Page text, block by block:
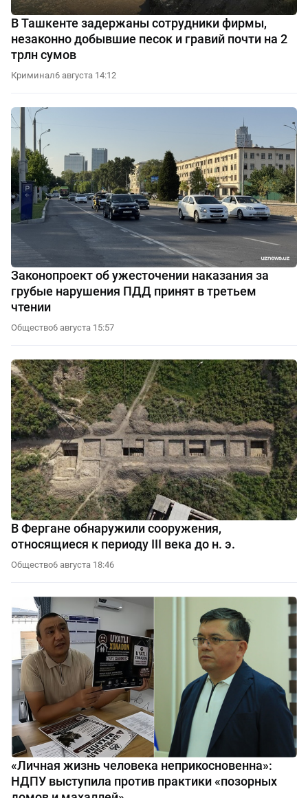
В Ташкенте задержаны сотрудники фирмы,
незаконно добывшие песок и гравий почти на 2
трлн сумов
Криминал6 августа 14:12
Законопроект об ужесточении наказания за
грубые нарушения ПДД принят в третьем
чтении
Общество6 августа 15:57
В Фергане обнаружили сооружения,
относящиеся к периоду III века до н. э.
Общество6 августа 18:46
«Личная жизнь человека неприкосновенна»:
НДПУ выступила против практики «позорных